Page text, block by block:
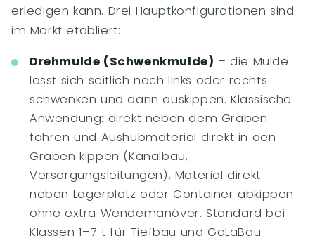
erledigen kann. Drei Hauptkonfigurationen sind
im Markt etabliert:
Drehmulde (Schwenkmulde) – die Mulde
lässt sich seitlich nach links oder rechts
schwenken und dann auskippen. Klassische
Anwendung: direkt neben dem Graben
fahren und Aushubmaterial direkt in den
Graben kippen (Kanalbau,
Versorgungsleitungen), Material direkt
neben Lagerplatz oder Container abkippen
ohne extra Wendemanöver. Standard bei
Klassen 1–7 t für Tiefbau und GaLaBau